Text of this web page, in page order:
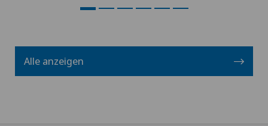
Alle anzeigen